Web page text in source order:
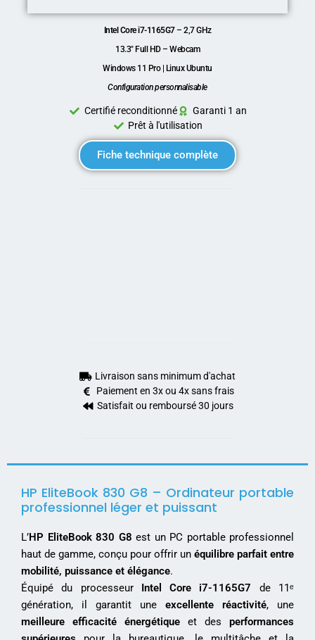
Intel Core i7-1165G7– 2,7 GHz
13.3″ Full HD – Webcam
Windows 11 Pro | Linux Ubuntu
Configuration personnalisable
Certifié reconditionné
Garanti 1 an
Prêt à l'utilisation
Fiche technique complète
Livraison sans minimum d'achat
Paiement en 3x ou 4x sans frais
Satisfait ou remboursé 30 jours
HP EliteBook 830 G8 – Ordinateur portable
professionnel léger et puissant
L’HP EliteBook 830 G8 est un PC portable professionnel
haut de gamme, conçu pour offrir un équilibre parfait entre
mobilité, puissance et élégance.
Équipé du processeur Intel Core i7-1165G7 de 11ᵉ
génération, il garantit une excellente réactivité, une
meilleure efficacité énergétique et des performances